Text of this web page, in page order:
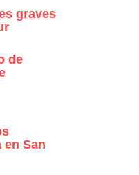
graves
de
San